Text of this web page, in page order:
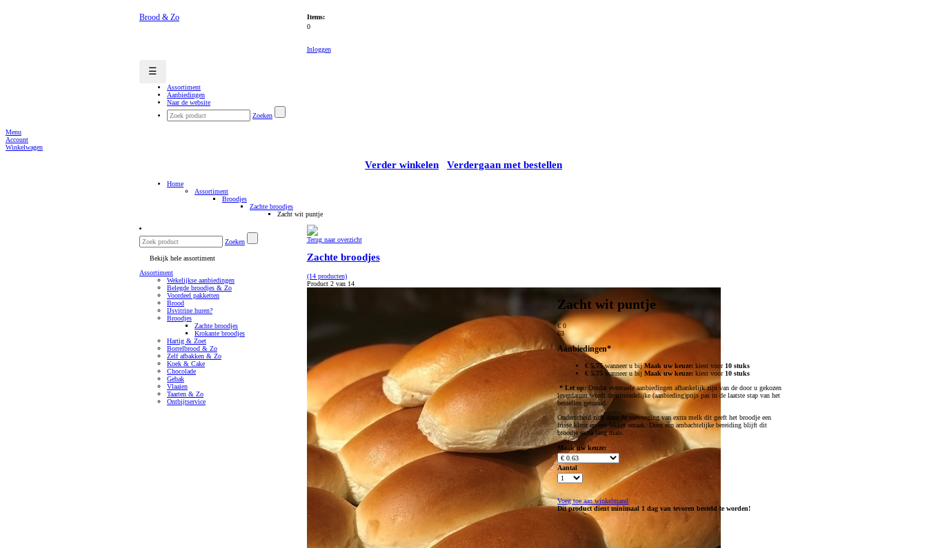
Brood & Zo
Items:
0
Inloggen
☰
Assortiment
Aanbiedingen
Naar de website
Zoeken
Menu
Account
Winkelwagen
Verder winkelen Verdergaan met bestellen
Home
Assortiment
Broodjes
Zachte broodjes
Zacht wit puntje
Zoeken
Bekijk hele assortiment
Assortiment
Wekelijkse aanbiedingen
Belegde broodjes & Zo
Voordeel pakketten
Brood
IJsvitrine huren?
Broodjes
Zachte broodjes
Krokante broodjes
Hartig & Zoet
Borrelbrood & Zo
Zelf afbakken & Zo
Koek & Cake
Chocolade
Gebak
Vlaaien
Taarten & Zo
Ontbijtservice
Terug naar overzicht
Zachte broodjes
(14 producten)
Product 2 van 14
Zacht wit puntje
€ 0
63
Aanbiedingen*
€ 5.75wanneer u bijMaak uw keuze: kiest voor 10 stuks
€ 5.75 wanneer u bijMaak uw keuze: kiest voor 10 stuks
* Let op: Omdat eventuele aanbiedingen afhankelijk zijn van de door u gekozen
leverdatum wordt de uiteindelijke (aanbieding)prijs pas in de laatste stap van het
bestellen getoond.
Onderscheid zich door de toevoeging van extra melk dit geeft het broodje een
frisse kleur en een lekker smaak. Door een ambachtelijke bereiding blijft dit
broodje extra lang mals.
Maak uw keuze:
Aantal
Voeg toe aan winkelmand
Dit product dient minimaal 1 dag van tevoren besteld te worden!